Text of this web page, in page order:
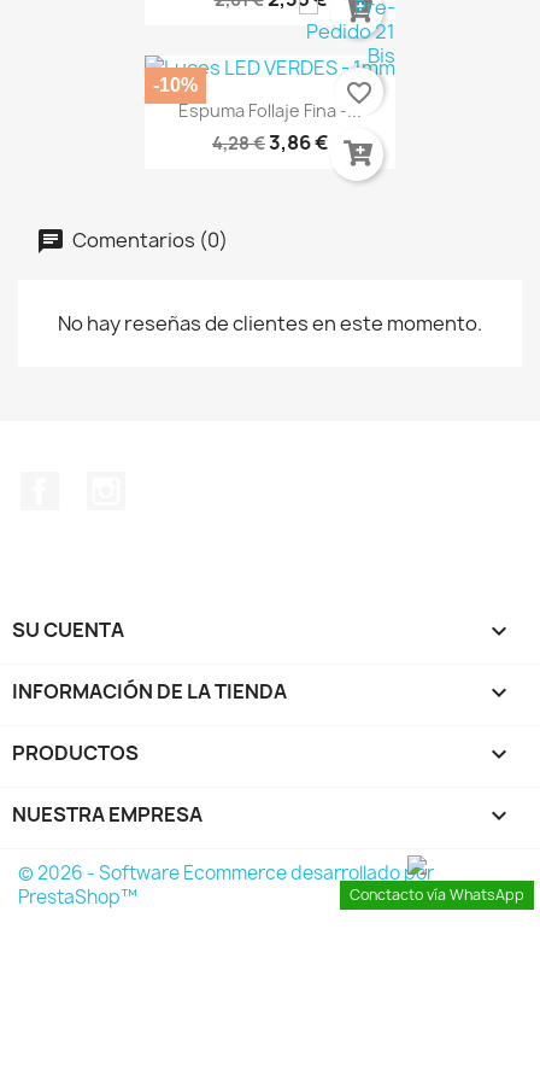
Espuma Follaje Fina -...
4,28 €3,86 €
-10% favorite_border
Comentarios (0)
No hay reseñas de clientes en este momento.
SU CUENTA 
INFORMACIÓN DE LA TIENDA keyboard_arrow_down
PRODUCTOS 
NUESTRA EMPRESA 
© 2026 - Software Ecommerce desarrollado por
PrestaShop™
Conctacto vía WhatsApp